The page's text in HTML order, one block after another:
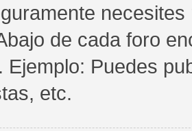
de cada foro
Ejemplo: Puedes
etc.